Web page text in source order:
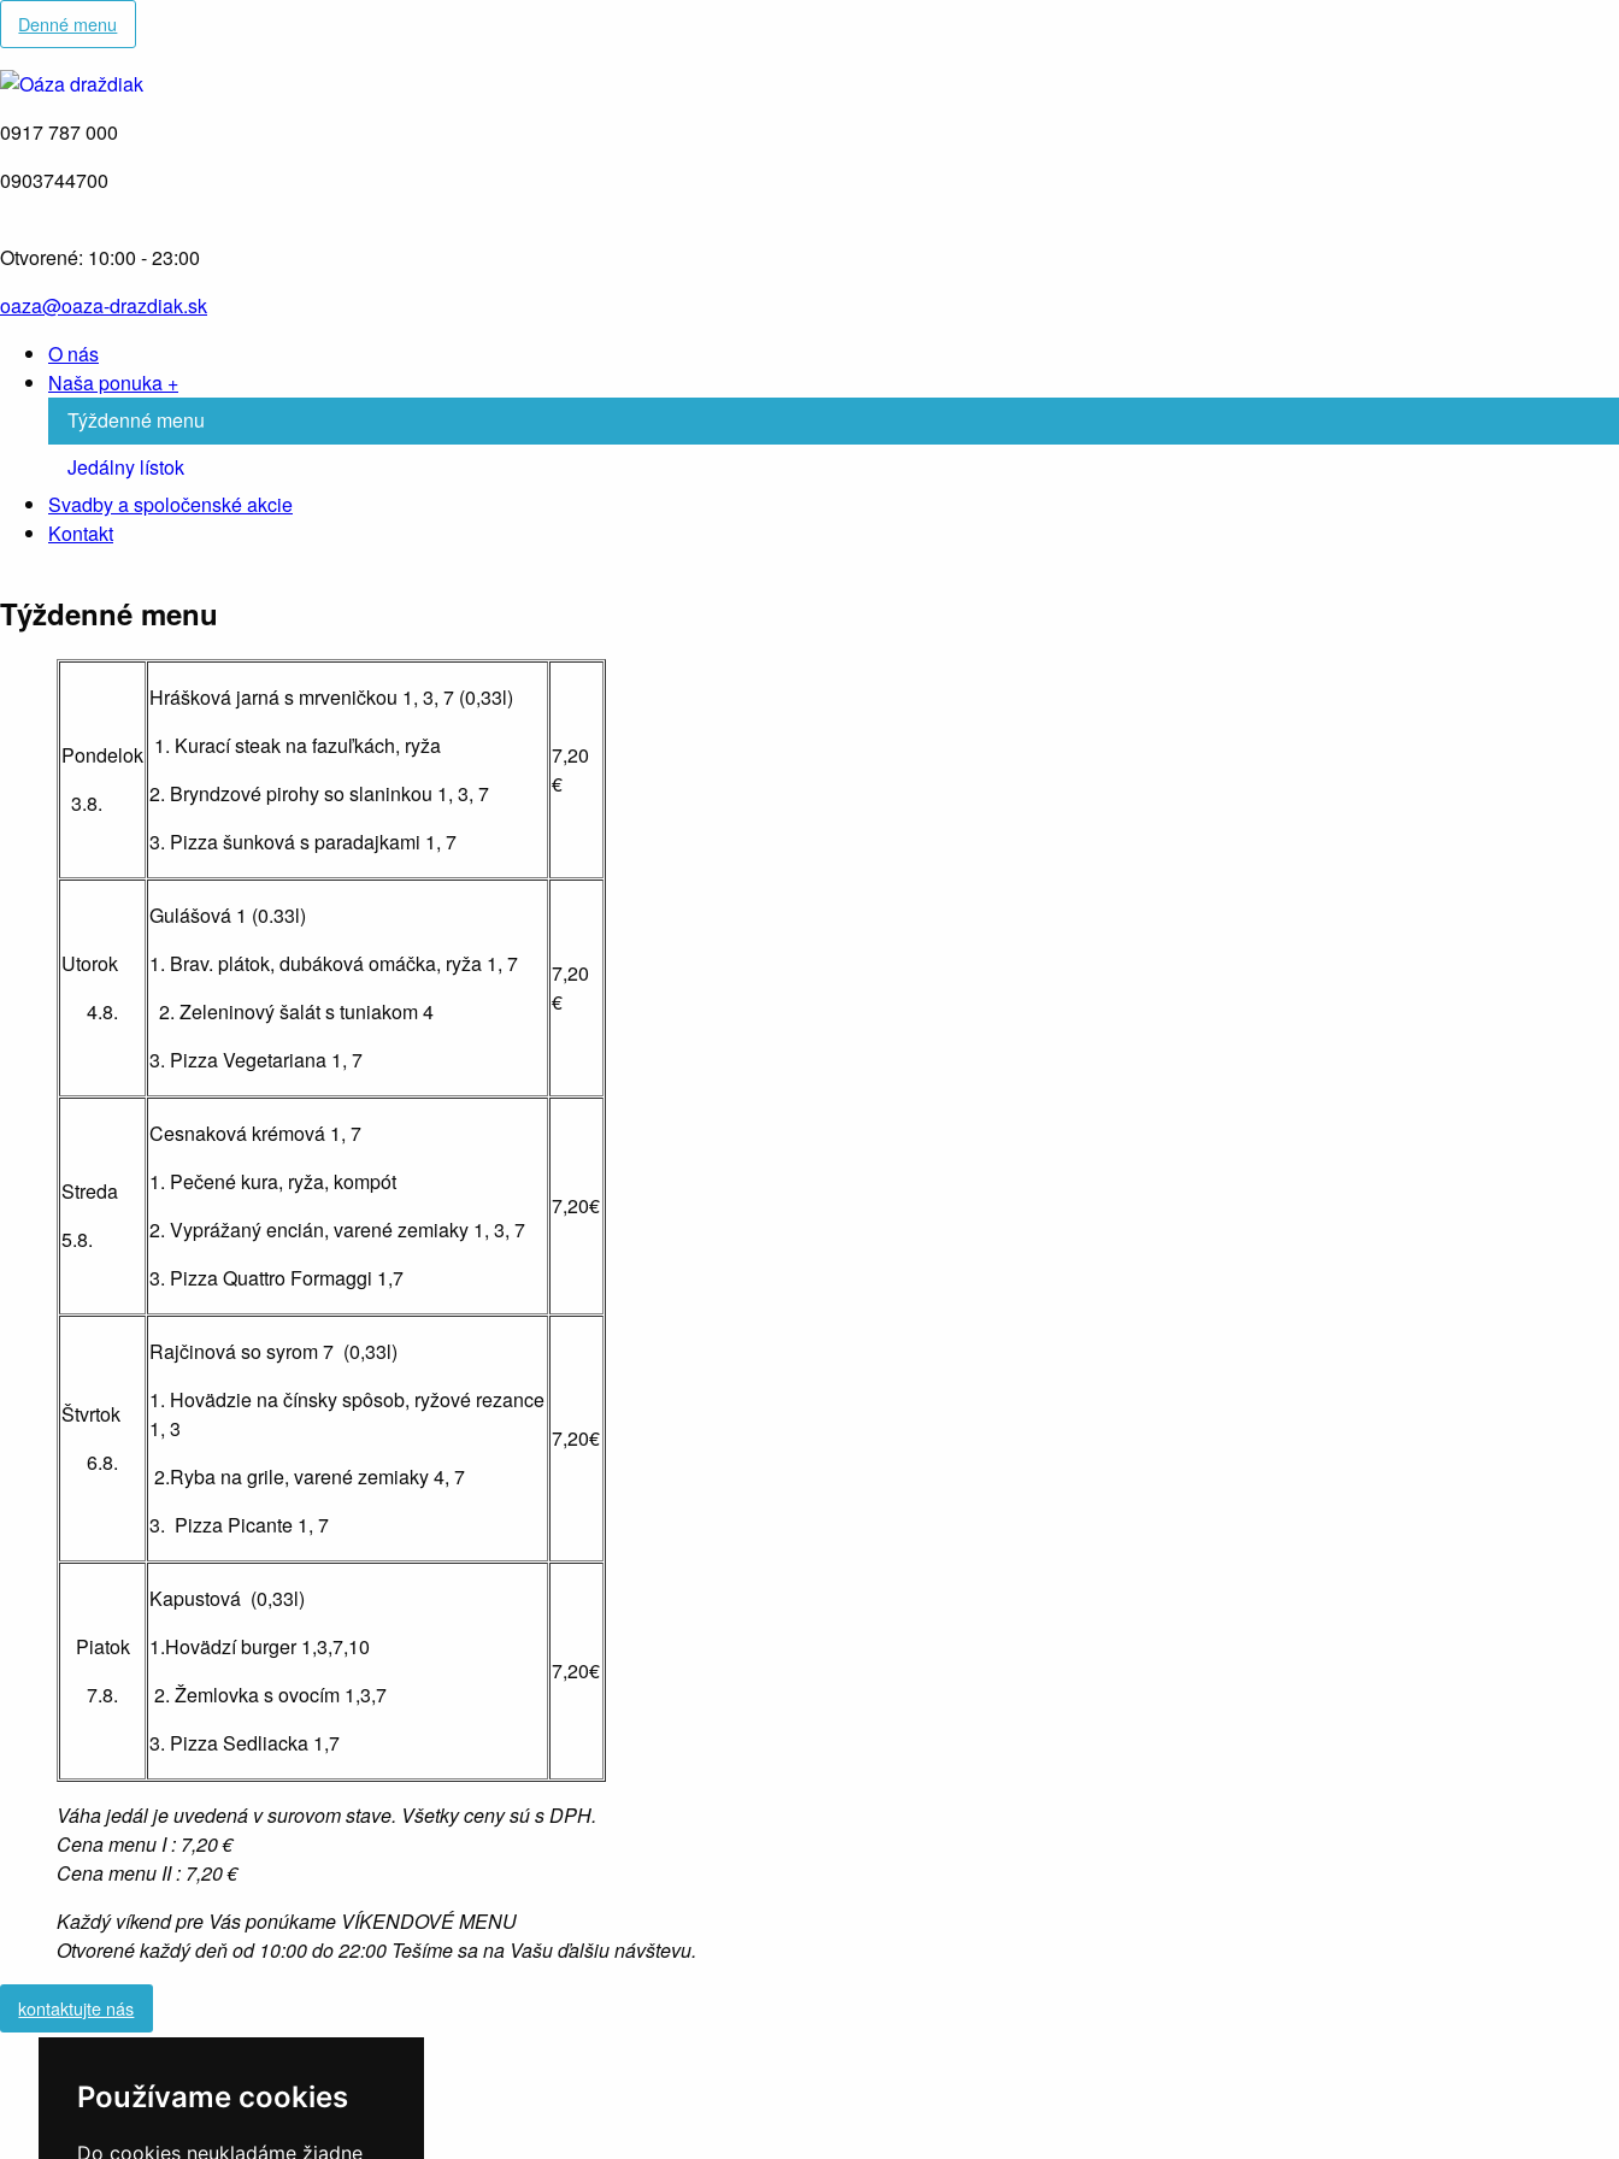
Používame cookies
Do cookies neukladáme žiadne
Denné menu
0917 787 000
0903744700
Otvorené: 10:00 - 23:00
oaza@oaza-drazdiak.sk
O nás
Naša ponuka +
Týždenné menu
Jedálny lístok
Svadby a spoločenské akcie
Kontakt
Týždenné menu
Pondelok
3.8.
Hrášková jarná s mrveničkou 1, 3, 7 (0,33l)
1. Kurací steak na fazuľkách, ryža
2. Bryndzové pirohy so slaninkou 1, 3, 7
3. Pizza šunková s paradajkami 1, 7
7,20
€
Utorok
4.8.
Gulášová 1 (0.33l)
1. Brav. plátok, dubáková omáčka, ryža 1, 7
2. Zeleninový šalát s tuniakom 4
3. Pizza Vegetariana 1, 7
7,20
€
Streda
5.8.
Cesnaková krémová 1, 7
1. Pečené kura, ryža, kompót
2. Vyprážaný encián, varené zemiaky 1, 3, 7
3. Pizza Quattro Formaggi 1,7
7,20€
Štvrtok
6.8.
Rajčinová so syrom 7 (0,33l)
1. Hovädzie na čínsky spôsob, ryžové rezance
1, 3
2.Ryba na grile, varené zemiaky 4, 7
3. Pizza Picante 1, 7
7,20€
Piatok
7.8.
Kapustová (0,33l)
1.Hovädzí burger 1,3,7,10
2. Žemlovka s ovocím 1,3,7
3. Pizza Sedliacka 1,7
7,20€
Váha jedál je uvedená v surovom stave. Všetky ceny sú s DPH.
Cena menu I : 7,20 €
Cena menu II : 7,20 €
Každý víkend pre Vás ponúkame VÍKENDOVÉ MENU
Otvorené každý deň od 10:00 do 22:00 Tešíme sa na Vašu ďalšiu návštevu.
kontaktujte nás